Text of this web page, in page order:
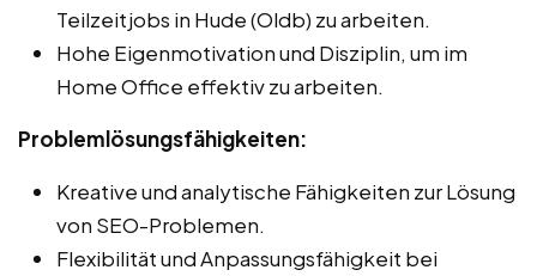
Teilzeitjobs in Hude (Oldb) zu arbeiten.
Hohe Eigenmotivation und Disziplin, um im
Home Office effektiv zu arbeiten.
Problemlösungsfähigkeiten:
Kreative und analytische Fähigkeiten zur Lösung
von SEO-Problemen.
Flexibilität und Anpassungsfähigkeit bei